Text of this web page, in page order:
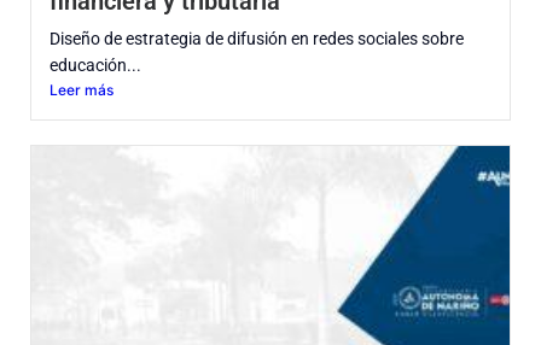
Diseño de estrategia de difusión en redes sociales sobre
educación...
Leer más